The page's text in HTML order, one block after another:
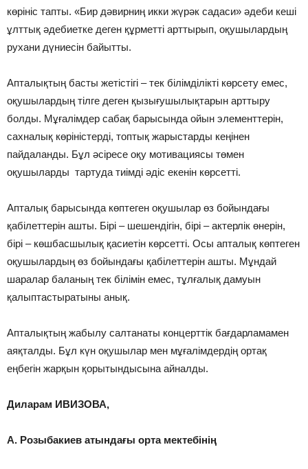
көрініс тапты. «Бир дәвирниң икки жүрәк садаси» әдеби кеші
ұлттық әдебиетке деген құрметті арттырып, оқушылардың
рухани дүниесін байытты.
Апталықтың басты жетістігі – тек білімділікті көрсету емес,
оқушылардың тілге деген қызығушылықтарын арттыру
болды. Мұғалімдер сабақ барысында ойын элементтерін,
сахналық көріністерді, топтық жарыстарды кеңінен
пайдаланды. Бұл әсіресе оқу мотивациясы төмен
оқушыларды тартуда тиімді әдіс екенін көрсетті.
Апталық барысында көптеген оқушылар өз бойындағы
қабілеттерін ашты. Бірі – шешендігін, бірі – актерлік өнерін,
бірі – көшбасшылық қасиетін көрсетті. Осы апталық көптеген
оқушылардың өз бойындағы қабілеттерін ашты. Мұндай
шаралар баланың тек білімін емес, тұлғалық дамуын
қалыптастыратыны анық.
Апталықтың жабылу салтанаты концерттік бағдарламамен
аяқталды. Бұл күн оқушылар мен мұғалімдердің ортақ
еңбегін жарқын қорытындысына айналды.
Диларам ИВИЗОВА,
А. Розыбакиев атындағы орта мектебінің